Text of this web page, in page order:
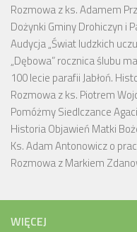
Rozmowa z ks. Adamem
Dożynki Gminy Drohiczyn i
Audycja „Świat ludzkich
„Dębowa” rocznica ślubu
100 lecie parafii Jabłoń.
Rozmowa z ks. Piotrem
Pomóżmy Siedlczance
Historia Objawień Matki
Ks. Adam Antonowicz o
Rozmowa z Markiem
WIĘCEJ